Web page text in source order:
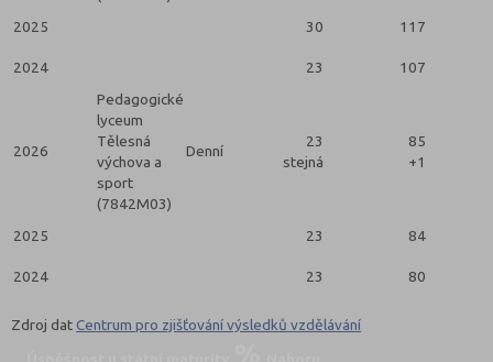
2025 30 117
2024 23 107
2026
Pedagogické
lyceum
Tělesná
výchova a
sport
(7842M03)
Denní
23
stejná
85
+1
2025 23 84
2024 23 80
Zdroj datCentrum pro zjišťování výsledků vzdělávání